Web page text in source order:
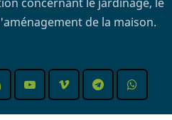
de la maison.